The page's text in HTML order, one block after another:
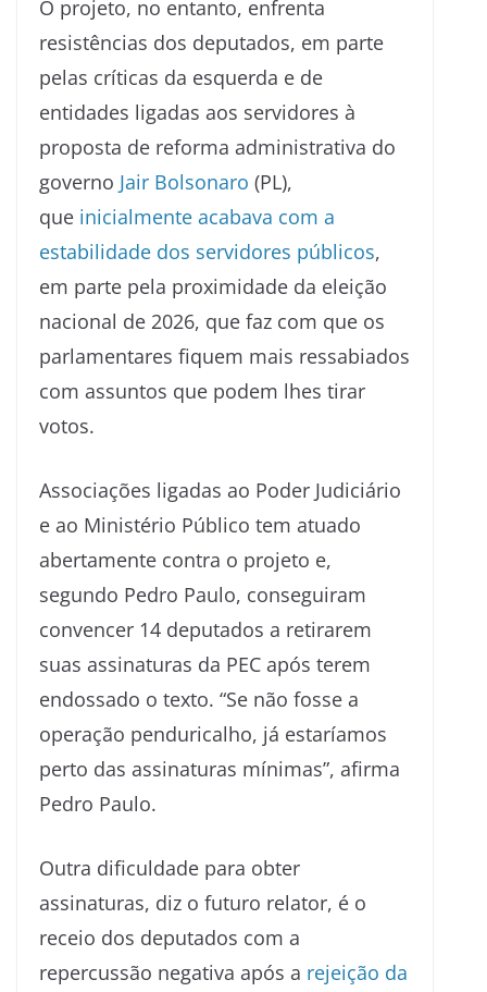
O projeto, no entanto, enfrenta
resistências dos deputados, em parte
pelas críticas da esquerda e de
entidades ligadas aos servidores à
proposta de reforma administrativa do
governo Jair Bolsonaro (PL),
que inicialmente acabava com a
estabilidade dos servidores públicos,
em parte pela proximidade da eleição
nacional de 2026, que faz com que os
parlamentares fiquem mais ressabiados
com assuntos que podem lhes tirar
votos.
Associações ligadas ao Poder Judiciário
e ao Ministério Público tem atuado
abertamente contra o projeto e,
segundo Pedro Paulo, conseguiram
convencer 14 deputados a retirarem
suas assinaturas da PEC após terem
endossado o texto. “Se não fosse a
operação penduricalho, já estaríamos
perto das assinaturas mínimas”, afirma
Pedro Paulo.
Outra dificuldade para obter
assinaturas, diz o futuro relator, é o
receio dos deputados com a
repercussão negativa após a rejeição da